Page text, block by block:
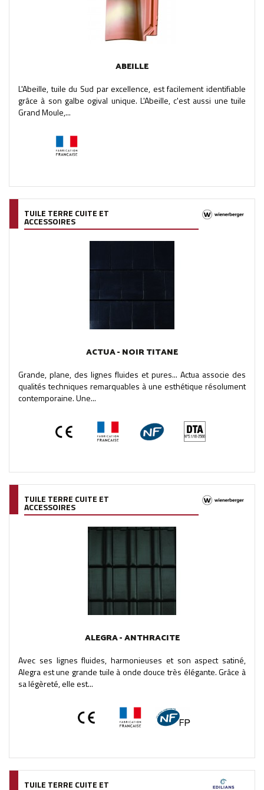
ABEILLE
L'Abeille, tuile du Sud par excellence, est facilement identifiable
grâce à son galbe ogival unique. L'Abeille, c'est aussi une tuile
Grand Moule,...
TUILE TERRE CUITE ET
ACCESSOIRES
ACTUA - NOIR TITANE
Grande, plane, des lignes fluides et pures... Actua associe des
qualités techniques remarquables à une esthétique résolument
contemporaine. Une...
TUILE TERRE CUITE ET
ACCESSOIRES
ALEGRA - ANTHRACITE
Avec ses lignes fluides, harmonieuses et son aspect satiné,
Alegra est une grande tuile à onde douce très élégante. Grâce à
sa légèreté, elle est...
TUILE TERRE CUITE ET